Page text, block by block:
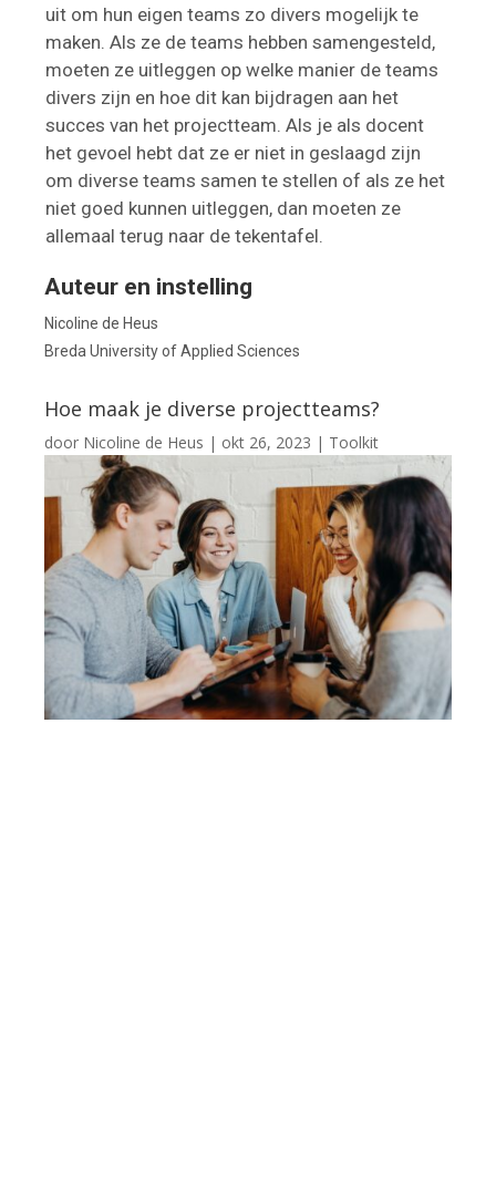
uit om hun eigen teams zo divers mogelijk te
maken. Als ze de teams hebben samengesteld,
moeten ze uitleggen op welke manier de teams
divers zijn en hoe dit kan bijdragen aan het
succes van het projectteam. Als je als docent
het gevoel hebt dat ze er niet in geslaagd zijn
om diverse teams samen te stellen of als ze het
niet goed kunnen uitleggen, dan moeten ze
allemaal terug naar de tekentafel.
Auteur en instelling
Nicoline de Heus
Breda University of Applied Sciences
Hoe maak je diverse projectteams?
door Nicoline de Heus | okt 26, 2023 | Toolkit